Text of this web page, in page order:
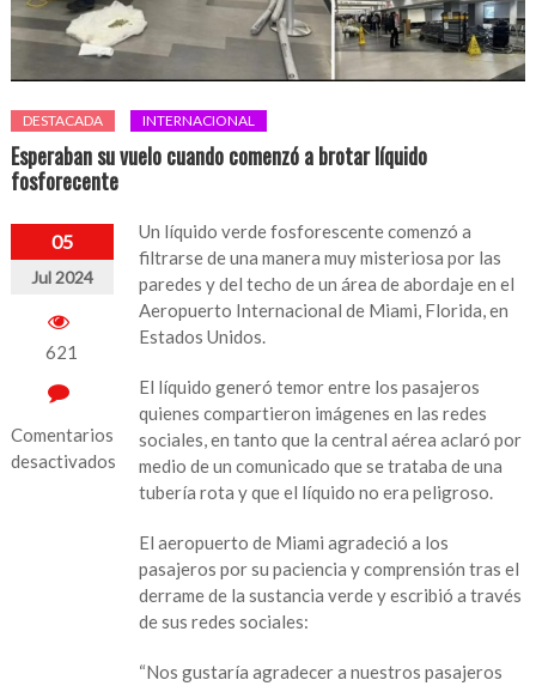
DESTACADA INTERNACIONAL
Esperaban su vuelo cuando comenzó a brotar líquido
fosforecente
05
Jul 2024
621
Comentarios
desactivados
Un líquido verde fosforescente comenzó a
filtrarse de una manera muy misteriosa por las
paredes y del techo de un área de abordaje en el
Aeropuerto Internacional de Miami, Florida, en
Estados Unidos.
El líquido generó temor entre los pasajeros
quienes compartieron imágenes en las redes
sociales, en tanto que la central aérea aclaró por
medio de un comunicado que se trataba de una
tubería rota y que el líquido no era peligroso.
El aeropuerto de Miami agradeció a los
pasajeros por su paciencia y comprensión tras el
derrame de la sustancia verde y escribió a través
de sus redes sociales:
“Nos gustaría agradecer a nuestros pasajeros